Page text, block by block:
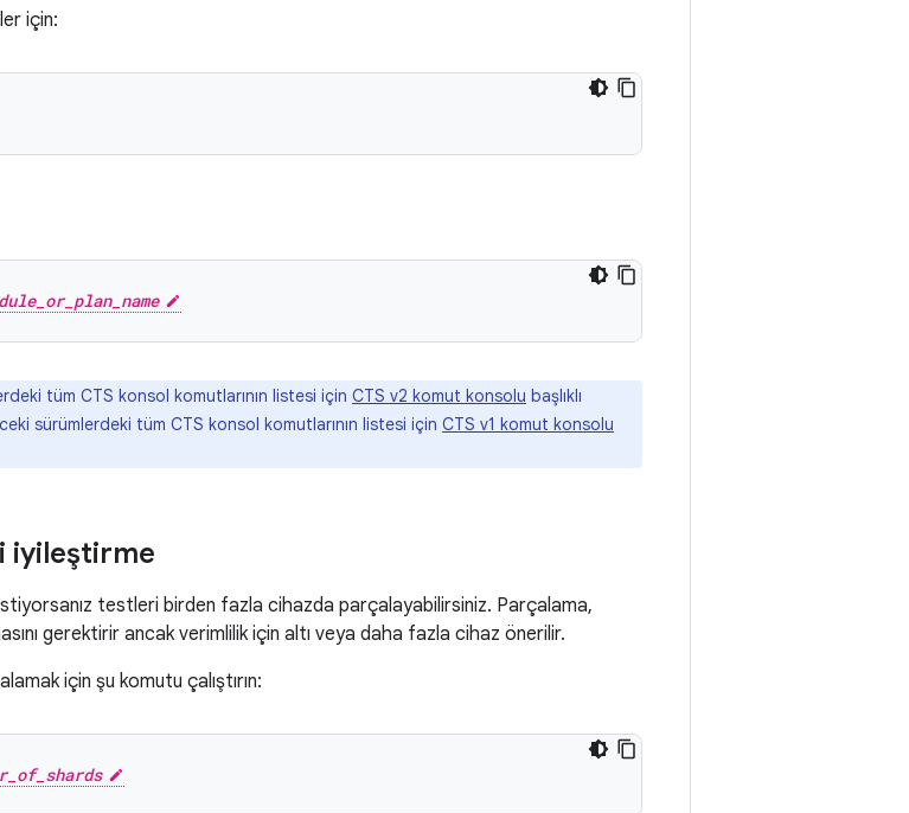
için:
tüm CTS konsol komutlarının listesi için CTS v2 komut konsolu başlıklı
sürümlerdeki tüm CTS konsol komutlarının listesi için CTS v1 komut konsolu
iyileştirme
testleri birden fazla cihazda parçalayabilirsiniz. Parçalama,
gerektirir ancak verimlilik için altı veya daha fazla cihaz önerilir.
için şu komutu çalıştırın: